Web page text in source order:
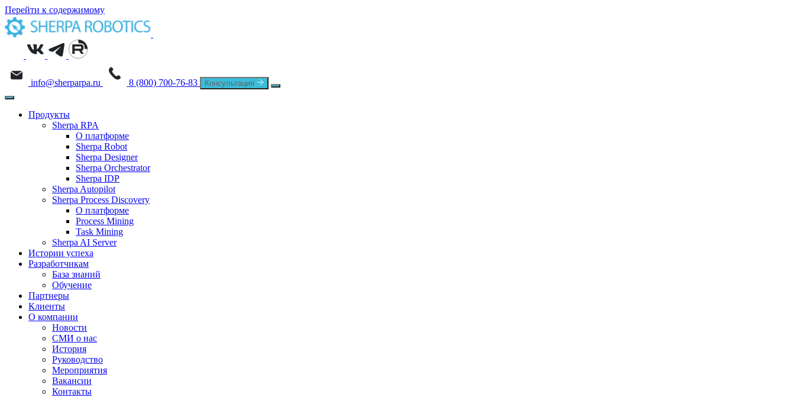
Перейти к содержимому
info@sherparpa.ru 8 (800) 700-76-83 Консультация
Продукты
Sherpa RPA
О платформе
Sherpa Robot
Sherpa Designer
Sherpa Orchestrator
Sherpa IDP
Sherpa Autopilot
Sherpa Process Discovery
О платформе
Process Mining
Task Mining
Sherpa AI Server
Истории успеха
Разработчикам
База знаний
Обучение
Партнеры
Клиенты
О компании
Новости
СМИ о нас
История
Руководство
Мероприятия
Вакансии
Контакты